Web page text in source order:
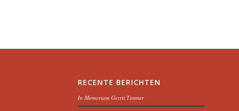
RECENTE BERICHTEN
In Memoriam Gerrit Timmer